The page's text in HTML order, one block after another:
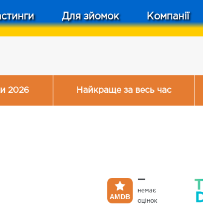
Для зйомок Компанії
2026 Найкраще за весь час
—
немає
оцінок